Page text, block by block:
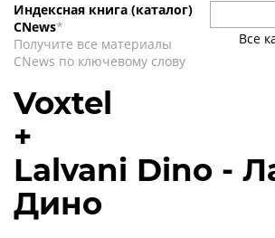
Индексная книга (каталог)
CNews*
Получите все материалы
CNews по ключевому слову
Все
Voxtel
+
Lalvani Dino -
Дино